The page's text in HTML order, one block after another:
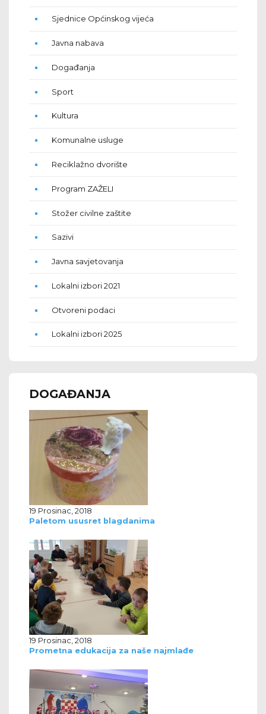
Sjednice Općinskog vijeća
Javna nabava
Događanja
Sport
Kultura
Komunalne usluge
Reciklažno dvorište
Program ZAŽELI
Stožer civilne zaštite
Sazivi
Javna savjetovanja
Lokalni izbori 2021
Otvoreni podaci
Lokalni izbori 2025
DOGAĐANJA
19 Prosinac, 2018
Paletom ususret blagdanima
19 Prosinac, 2018
Prometna edukacija za naše najmlađe